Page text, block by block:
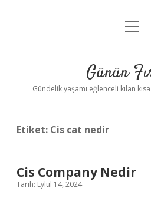
Anasayfa
Yasal
Günün
Gündelik yaşamı eğlenceli kılan
Etiket: Cis cat nedir
Cis Company Nedir
Tarih: Eylül 14, 2024